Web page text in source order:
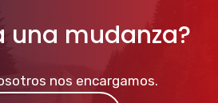
una mudanza?
nos encargamos.